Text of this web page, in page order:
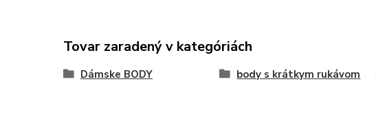
Tovar zaradený v kategóriách
Dámske BODY body s krátkym rukávom